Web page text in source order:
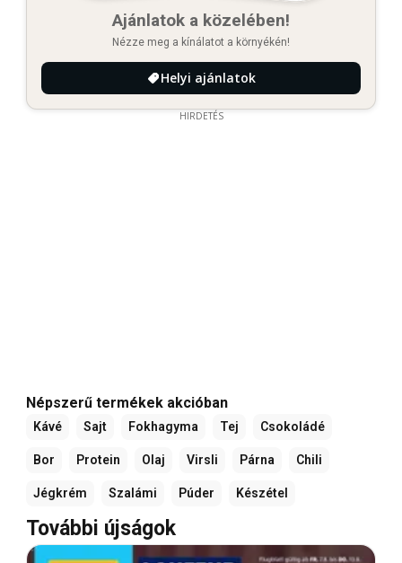
Ajánlatok a közelében!
Nézze meg a kínálatot a környékén!
Helyi ajánlatok
HIRDETÉS
Népszerű termékek akcióban
Kávé Sajt Fokhagyma Tej Csokoládé
Bor Protein Olaj Virsli Párna Chili
Jégkrém Szalámi Púder Készétel
További újságok